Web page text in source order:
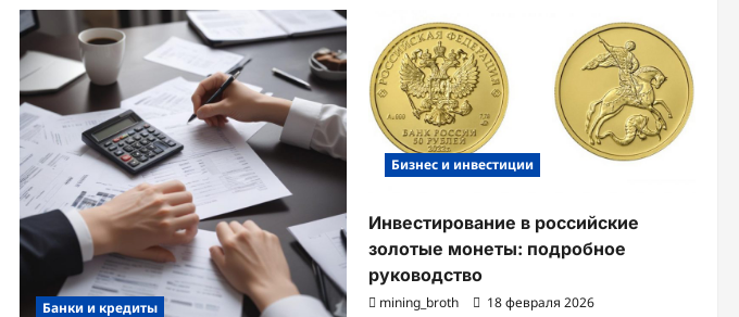
Банки и кредиты
Бизнес и инвестиции
Инвестирование в российские
золотые монеты: подробное
руководство
mining_broth 18 февраля 2026